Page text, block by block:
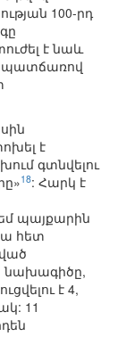
100-րդ
է նաև
պատճառով
է
գտնվելու
18: Հարկ է
պայքարին
հետ
նախագիծը,
է 4,
11